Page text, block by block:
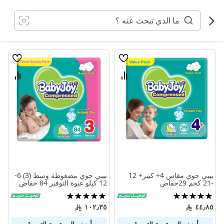
المحتوى
قائمة
قارن
بيبي جوي مقاس 4+ كبير+ 12
-21 كجم 29حفاض
تقييم:
100%
٤٤٫٨٥
قائمة
قارن
بيبي جوي مضغوطة وسط (3) 6-
12 كيلو عبوة التوفير 84 حفاض
تقييم:
100%
١٠٢٫٣٥